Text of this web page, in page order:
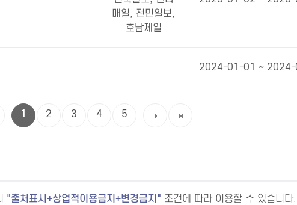
매일, 전민일보,
호남제일
2024-01-01 ~
1 2 3 4 5
출처표시+상업적이용금지+변경금지 조건에 따라 이용할 수 있습니다.